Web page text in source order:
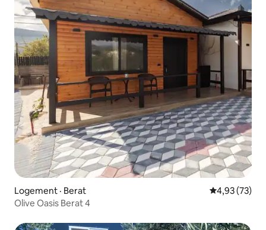
Logement · Berat Note
4,93 (73)
Olive Oasis Berat 4